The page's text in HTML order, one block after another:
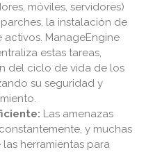
móviles, servidores)
la instalación de
ManageEngine
estas tareas,
del ciclo de vida de los
su seguridad y
Las amenazas
y muchas
herramientas para